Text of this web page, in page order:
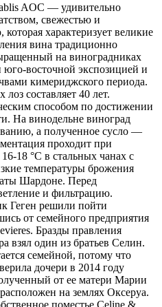
AOC — удивительно
свежестью и
характеризует великие
вина традиционно
на виноградниках
юго-восточной экспозицией и
кимериджского периода.
составляет 40 лет.
способом по достижении
На винодельне виноград
а полученное сусло —
проходит при
18 °C в стальных чанах с
температуры брожения
Шардоне. Перед
и фильтрацию.
Геген решили пойти
от семейного предприятия
Бразды правления
взял один из братьев Селин.
семейной, потому что
дочери в 2014 году
от ее матери Марии
на землях Оксеруа.
поместье Celine &